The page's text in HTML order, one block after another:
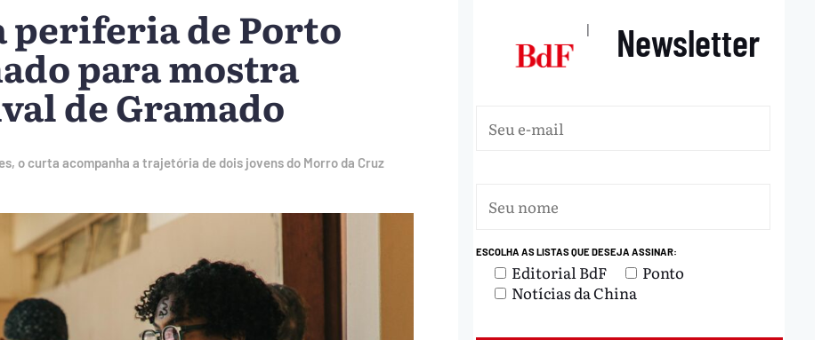
periferia de Porto
para mostra
de Gramado
o curta acompanha a trajetória de dois jovens do Morro da Cruz
| Newsletter
ESCOLHA AS LISTAS QUE DESEJA ASSINAR:
Editorial BdF
Ponto
Notícias da China